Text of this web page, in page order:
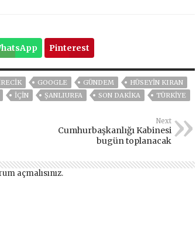
Pinterest
GOOGLE GÜNDEM
HÜSEYIN KIRAN
İÇİN ŞANLIURFA SON DAKIKA TÜRKİYE
Next
Cumhurbaşkanlığı Kabinesi
bugün toplanacak
açmalısınız.